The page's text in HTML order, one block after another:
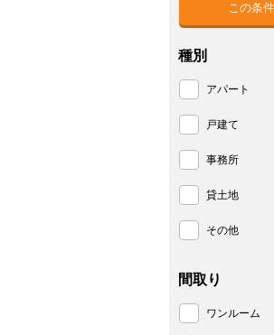
種別
アパート
戸建て
事務所
貸土地
その他
間取り
ワンルーム